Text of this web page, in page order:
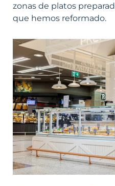
zonas de platos
que hemos reformado.